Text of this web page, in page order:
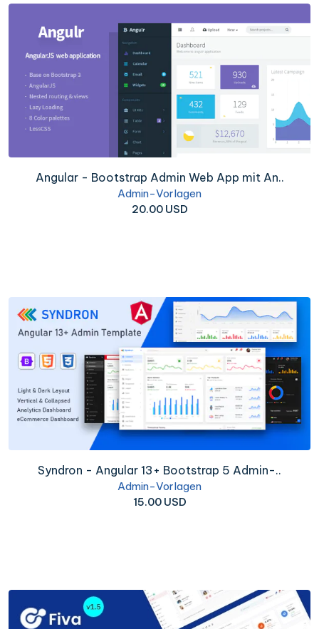
Angular - Bootstrap Admin Web App mit An..
Admin-Vorlagen
20.00 USD
Syndron - Angular 13+ Bootstrap 5 Admin-..
Admin-Vorlagen
15.00 USD